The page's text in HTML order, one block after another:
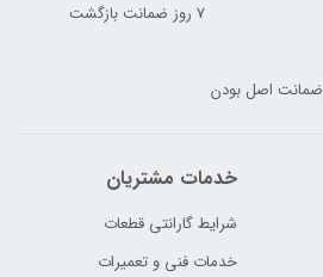
7 روز ضمانت بازگشت
ضمانت اصل بودن
خدمات مشتریان
شرایط گارانتی قطعات
خدمات فنی و تعمیرات